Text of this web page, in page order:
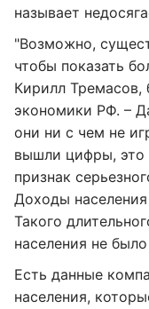
называет
"Возможно,
чтобы показать
Кирилл
экономики РФ. –
они ни с чем не
вышли цифры, это
признак
Доходы
Такого
населения не
Есть данные
населения,